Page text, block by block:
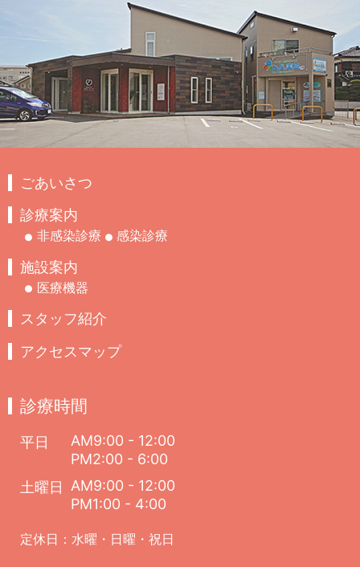
ごあいさつ
診療案内
非感染診療 感染診療
施設案内
医療機器
スタッフ紹介
アクセスマップ
診療時間
平日
AM9:00 - 12:00
PM2:00 - 6:00
土曜日
AM9:00 - 12:00
PM1:00 - 4:00
定休日：水曜・日曜・祝日